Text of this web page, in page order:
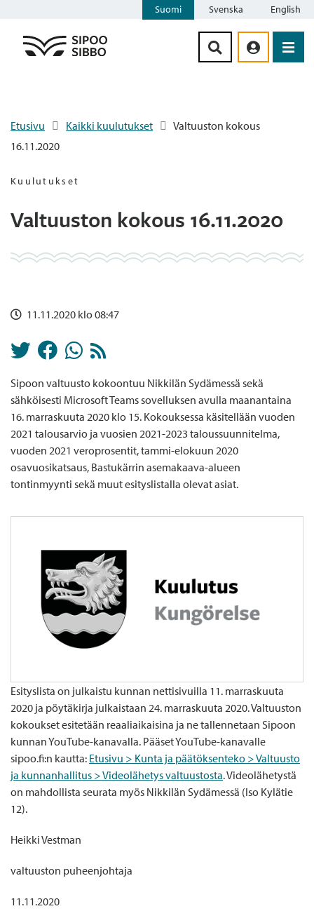
Suomi Svenska English
Etusivu Kaikki kuulutukset
Valtuuston kokous
16.11.2020
Kuulutukset
Valtuuston kokous 16.11.2020
11.11.2020 klo 08:47
Sipoon valtuusto kokoontuu Nikkilän Sydämessä sekä
sähköisesti Microsoft Teams sovelluksen avulla maanantaina
16. marraskuuta 2020 klo 15. Kokouksessa käsitellään vuoden
2021 talousarvio ja vuosien 2021-2023 taloussuunnitelma,
vuoden 2021 veroprosentit, tammi-elokuun 2020
osavuosikatsaus, Bastukärrin asemakaava-alueen
tontinmyynti sekä muut esityslistalla olevat asiat.
Esityslista on julkaistu kunnan nettisivuilla 11. marraskuuta
2020 ja pöytäkirja julkaistaan 24. marraskuuta 2020. Valtuuston
kokoukset esitetään reaaliaikaisina ja ne tallennetaan Sipoon
kunnan YouTube-kanavalla. Pääset YouTube-kanavalle
sipoo.fi:n kautta: Etusivu > Kunta ja päätöksenteko > Valtuusto
ja kunnanhallitus > Videolähetys valtuustosta. Videolähetystä
on mahdollista seurata myös Nikkilän Sydämessä (Iso Kylätie
12).
Heikki Vestman
valtuuston puheenjohtaja
11.11.2020